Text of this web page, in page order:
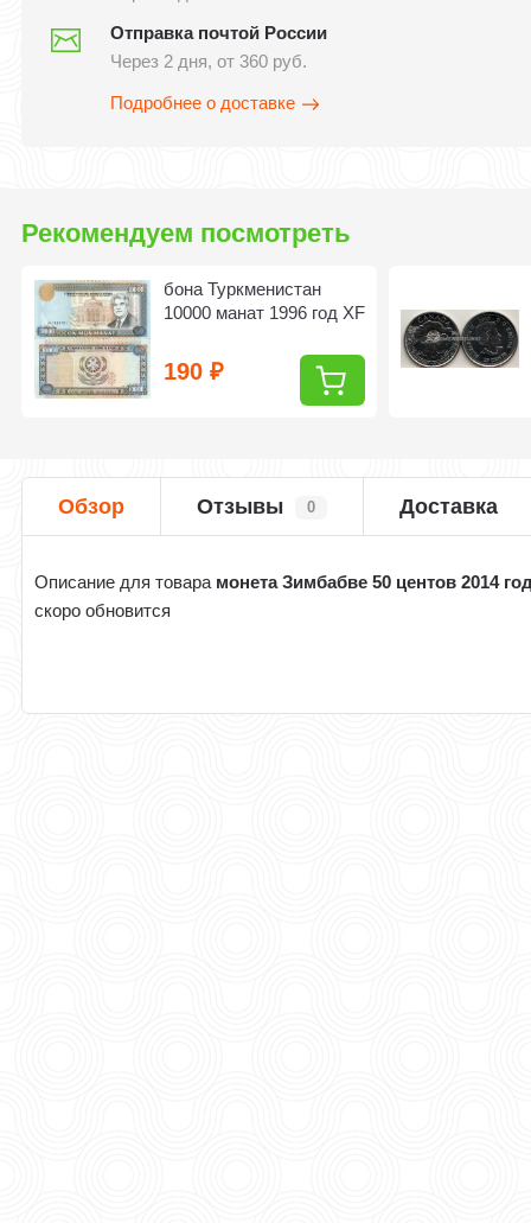
Отправка почтой России
Через 2 дня, от 360 руб.
Подробнее о доставке
Рекомендуем посмотреть
бона Туркменистан
10000 манат 1996 год XF
190₽
Обзор Отзывы 0 Доставка
Описание для товара монета Зимбабве 50 центов 2014
скоро обновится